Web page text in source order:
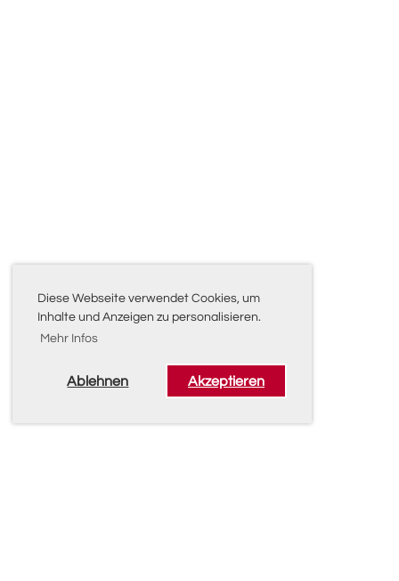
Diese Webseite verwendet Cookies, um
Inhalte und Anzeigen zu personalisieren.
Mehr Infos
Ablehnen Akzeptieren